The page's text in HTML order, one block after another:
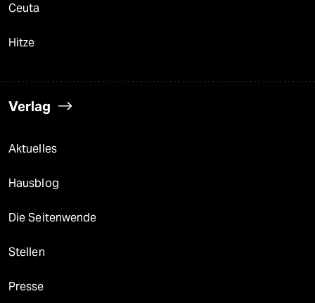
Ceuta
Hitze
Verlag
Aktuelles
Hausblog
Die Seitenwende
Stellen
Presse